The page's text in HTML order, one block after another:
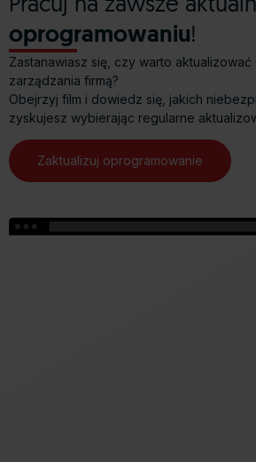
oprogramowaniu!
Zastanawiasz się, czy warto
zarządzania firmą?
Obejrzyj film i dowiedz się, jakich
zyskujesz wybierając regularne
Zaktualizuj oprogramowanie